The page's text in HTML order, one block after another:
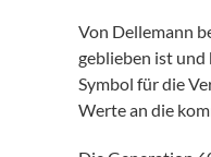
Von Dellemann
geblieben ist und
Symbol für die
Werte an die